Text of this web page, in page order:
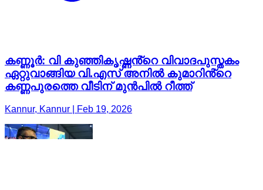
കണ്ണൂർ: വി കുഞ്ഞികൃഷ്ണൻ്റെ വിവാദപുസ്തകം
ഏറ്റുവാങ്ങിയ വി.എസ് അനിൽ കുമാറിൻ്റെ
കണ്ണപുരത്തെ വീടിന് മുൻപിൽ റീത്ത്
Kannur, Kannur | Feb 19, 2026